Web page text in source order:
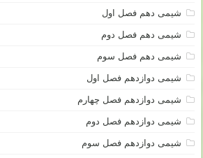
شیمی دهم فصل اول
شیمی دهم فصل دوم
شیمی دهم فصل سوم
شیمی دوازدهم فصل اول
شیمی دوازدهم فصل چهارم
شیمی دوازدهم فصل دوم
شیمی دوازدهم فصل سوم